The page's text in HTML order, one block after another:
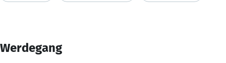
Werdegang